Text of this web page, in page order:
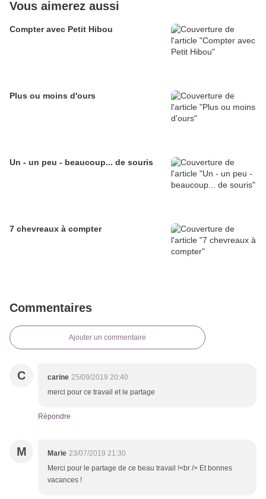
Vous aimerez aussi
Compter avec Petit Hibou
Plus ou moins d'ours
Un - un peu - beaucoup... de souris
7 chevreaux à compter
Commentaires
Ajouter un commentaire
C carine 25/09/2019 20:40
merci pour ce travail et le partage
Répondre
M Marie 23/07/2019 21:30
Merci pour le partage de ce beau travail !<br /> Et bonnes
vacances !